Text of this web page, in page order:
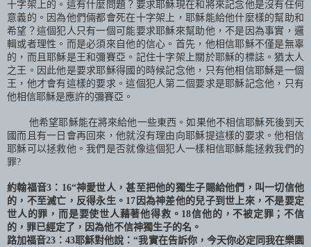
十字架上的。這有什麼問題？要求耶穌現在和將來記念他是沒有任何
意義的。因為他們倆都會死在十字架上，耶穌能給他什麼樣的幫助和
希望？這個犯人只有一個可能要求耶穌來幫助他，不是因為事實，邏
輯或者理性。而是必須來自他的信心。首先，他相信耶穌不僅是無辜
的，而且耶穌是王和彌賽亞。記住十字架上關於耶穌的標誌。猶太人
之王。因此他是要求耶穌得國的時候記念他，只有他相信耶穌是一個
王，他才會有這樣的要求 。這個犯人第二個要求是耶穌記念他，只有
他相信耶穌是應許的彌賽亞。
他希望耶穌能在將來給他一些東西。如果他不相信耶穌死後到天
國而且有一日會再回來，他就沒有理由向耶穌提這樣的要求。他相信
耶穌可以拯救他。我們是否就像這個犯人一樣相信耶穌能拯救我們的
罪?
約翰福音3 ： 16“神愛世人，甚至把他的獨生子賜給他們，叫一切信他
的，不至滅亡，反得永生。 17 因為神差他的兒子到世上來，不是要定
世人的罪，而是要使世人藉著他得救。 18信他的，不被定罪；不信
的，罪已經定了，因為他不信神獨生子的名。
路加福音23 ：43耶穌對他說：“我實在告訴你，今天你必定同我在樂園